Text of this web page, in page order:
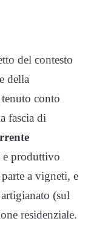
del contesto
della
conto
fascia di
e produttivo
a vigneti, e
(sul
residenziale.